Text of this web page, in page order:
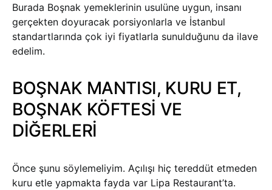
Burada Boşnak yemeklerinin usulüne uygun, insanı
gerçekten doyuracak porsiyonlarla ve İstanbul
standartlarında çok iyi fiyatlarla sunulduğunu da ilave
edelim.
BOŞNAK MANTISI, KURU ET,
BOŞNAK KÖFTESİ VE
DİĞERLERİ
Önce şunu söylemeliyim. Açılışı hiç tereddüt etmeden
kuru etle yapmakta fayda var Lipa Restaurant’ta.